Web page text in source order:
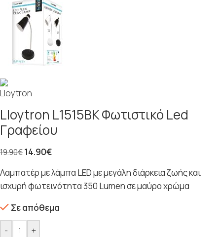
Lloytron L1515BK Φωτιστικό Led
Γραφείου
19.90€14.90€
Λαμπατέρ με λάμπα LED με μεγάλη διάρκεια ζωής και
ισχυρή φωτεινότητα 350 Lumen σε μαύρο χρώμα
Σε απόθεμα
- +